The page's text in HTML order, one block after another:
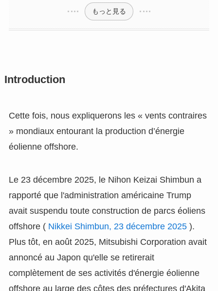
もっと見る
Introduction
Cette fois, nous expliquerons les « vents contraires
» mondiaux entourant la production d’énergie
éolienne offshore.
Le 23 décembre 2025, le Nihon Keizai Shimbun a
rapporté que l'administration américaine Trump
avait suspendu toute construction de parcs éoliens
offshore ( Nikkei Shimbun, 23 décembre 2025 ).
Plus tôt, en août 2025, Mitsubishi Corporation avait
annoncé au Japon qu'elle se retirerait
complètement de ses activités d'énergie éolienne
offshore au large des côtes des préfectures d'Akita